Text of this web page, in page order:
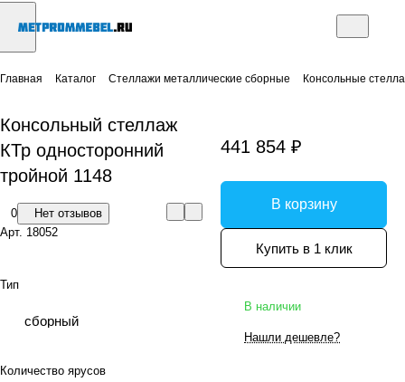
Главная Каталог Стеллажи металлические сборные Консольные
Консольный стеллаж
КТр односторонний
тройной 1148
0
Нет отзывов
Арт. 18052
Тип
сборный
Количество ярусов
441 854 ₽
В корзину
Купить в 1 клик
В наличии
Нашли дешевле?